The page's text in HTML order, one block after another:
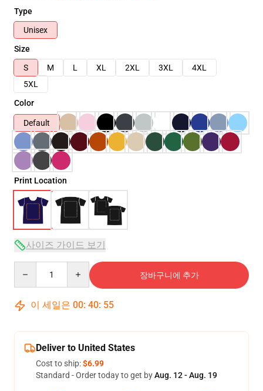
Type
Unisex
Size
S
M L XL 2XL 3XL
4XL
5XL
Color
Default
Print Location
사이즈 가이드 보기
장바구니에 추가
이 세일은 00: 40: 54
Deliver to United States
Cost to ship:$6.99
Standard - Order today to get byAug. 12 - Aug. 19